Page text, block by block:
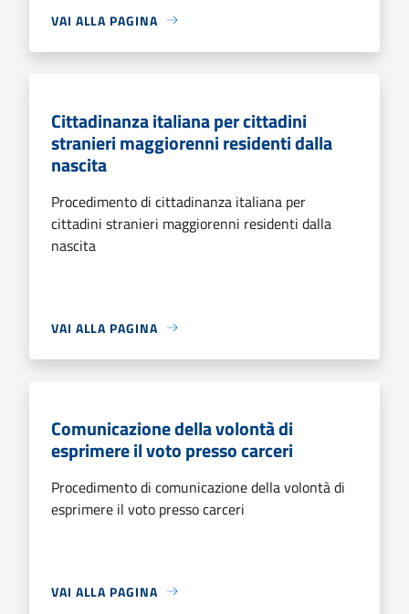
VAI ALLA PAGINA
Cittadinanza italiana per cittadini
stranieri maggiorenni residenti dalla
nascita
Procedimento di cittadinanza italiana per
cittadini stranieri maggiorenni residenti dalla
nascita
VAI ALLA PAGINA
Comunicazione della volontà di
esprimere il voto presso carceri
Procedimento di comunicazione della volontà di
esprimere il voto presso carceri
VAI ALLA PAGINA